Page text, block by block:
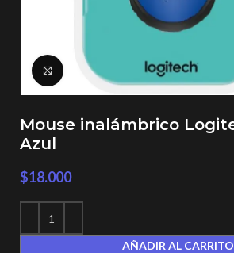
Click to enlarge
Mouse inalámbrico
Azul
$18.000
AÑADIR AL CARRITO